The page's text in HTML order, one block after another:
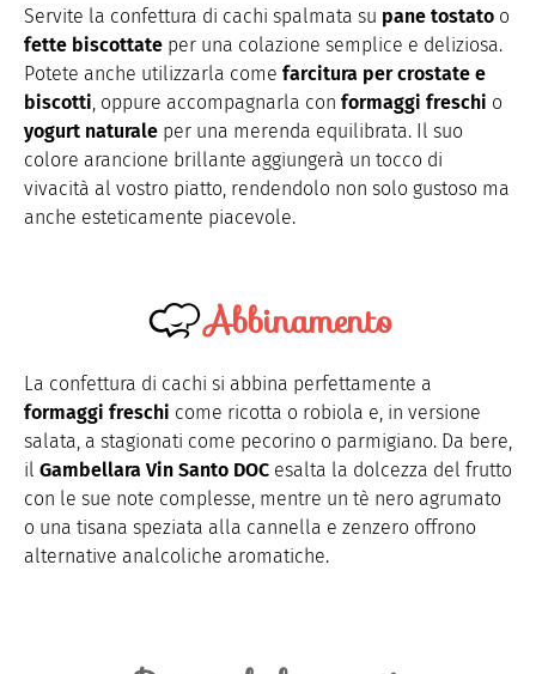
Servite la confettura di cachi spalmata su pane tostato o
fette biscottate per una colazione semplice e deliziosa.
Potete anche utilizzarla come farcitura per crostate e
biscotti, oppure accompagnarla con formaggi freschi o
yogurt naturale per una merenda equilibrata. Il suo
colore arancione brillante aggiungerà un tocco di
vivacità al vostro piatto, rendendolo non solo gustoso ma
anche esteticamente piacevole.
Abbinamento
La confettura di cachi si abbina perfettamente a
formaggi freschi come ricotta o robiola e, in versione
salata, a stagionati come pecorino o parmigiano. Da bere,
il Gambellara Vin Santo DOC esalta la dolcezza del frutto
con le sue note complesse, mentre un tè nero agrumato
o una tisana speziata alla cannella e zenzero offrono
alternative analcoliche aromatiche.